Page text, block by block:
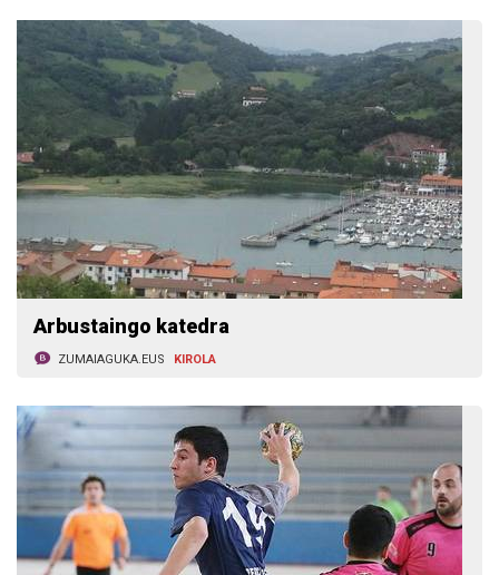
Arbustaingo katedra
ZUMAIAGUKA.EUS KIROLA